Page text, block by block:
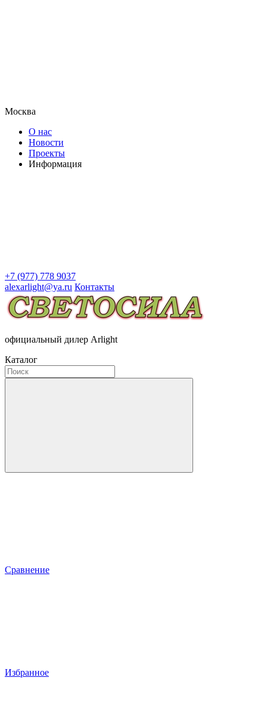
Москва
О нас
Новости
Проекты
Информация
+7 (977) 778 9037
alexarlight@ya.ru Контакты
официальный дилер Arlight
Каталог
Сравнение
Избранное